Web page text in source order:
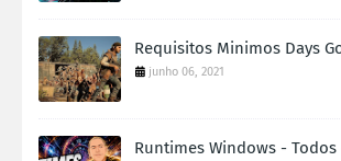
Requisitos Minimos Days
junho 06, 2021
Runtimes Windows -